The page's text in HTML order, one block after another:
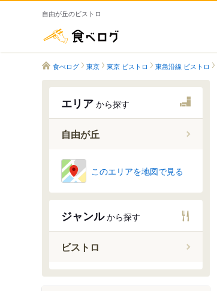
自由が丘のビストロ
食べログ 東京 東京 ビストロ 東急沿線 ビストロ
エリア から探す
自由が丘
このエリアを地図で見る
ジャンルから探す
ビストロ